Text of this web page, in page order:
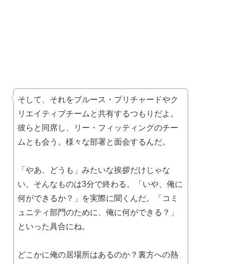
そして、それをブルース・プリチャードやク
リエイティブチームと共有するつもりだよ。
彼らと同席し、リー・フィッティングのチー
ムとも会う。様々な部署と面会するんだ。
「やあ、どうも」みたいな挨拶だけじゃな
い。そんなものは3分で終わる。「いや、俺に
何ができるか？」を実際に聞くんだ。「コミ
ュニティ部門のために、俺に何ができる？」
といった具合にね。
どこかに俺の居場所はあるのか？裏方への熱